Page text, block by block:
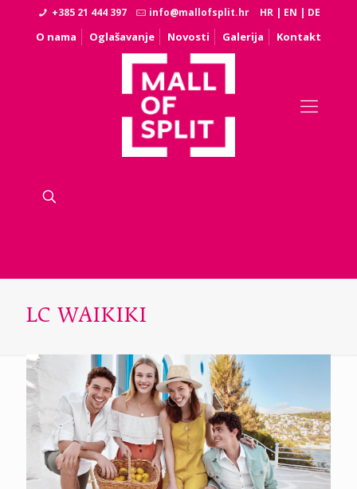
+385 21 444 397 info@mallofsplit.hr HR | EN | DE
O nama Oglašavanje Novosti Galerija Kontakt
LC WAIKIKI